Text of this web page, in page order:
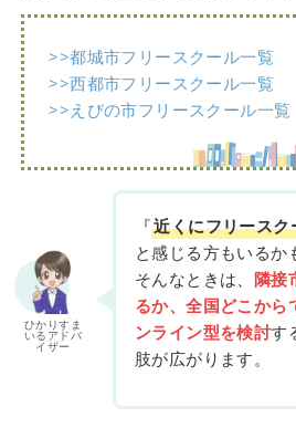
>>都城市フリースクール一覧
>>西都市フリースクール一覧
>>えびの市フリースクール一覧
ひかりすま
いるアドバ
イザー
『近くにフリース
と感じる方もいるか
そんなときは、 隣接
るか、全国どこから
ンライン型を検討す
肢が広がります。